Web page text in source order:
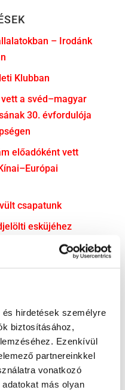
hirdetések személyre
biztosításához,
Ezenkívül
partnereinkkel
vonatkozó
más olyan
– Irodánk
Klubban
a svéd–magyar
30. évfordulója
előadóként vett
csapatunk
esküjéhez